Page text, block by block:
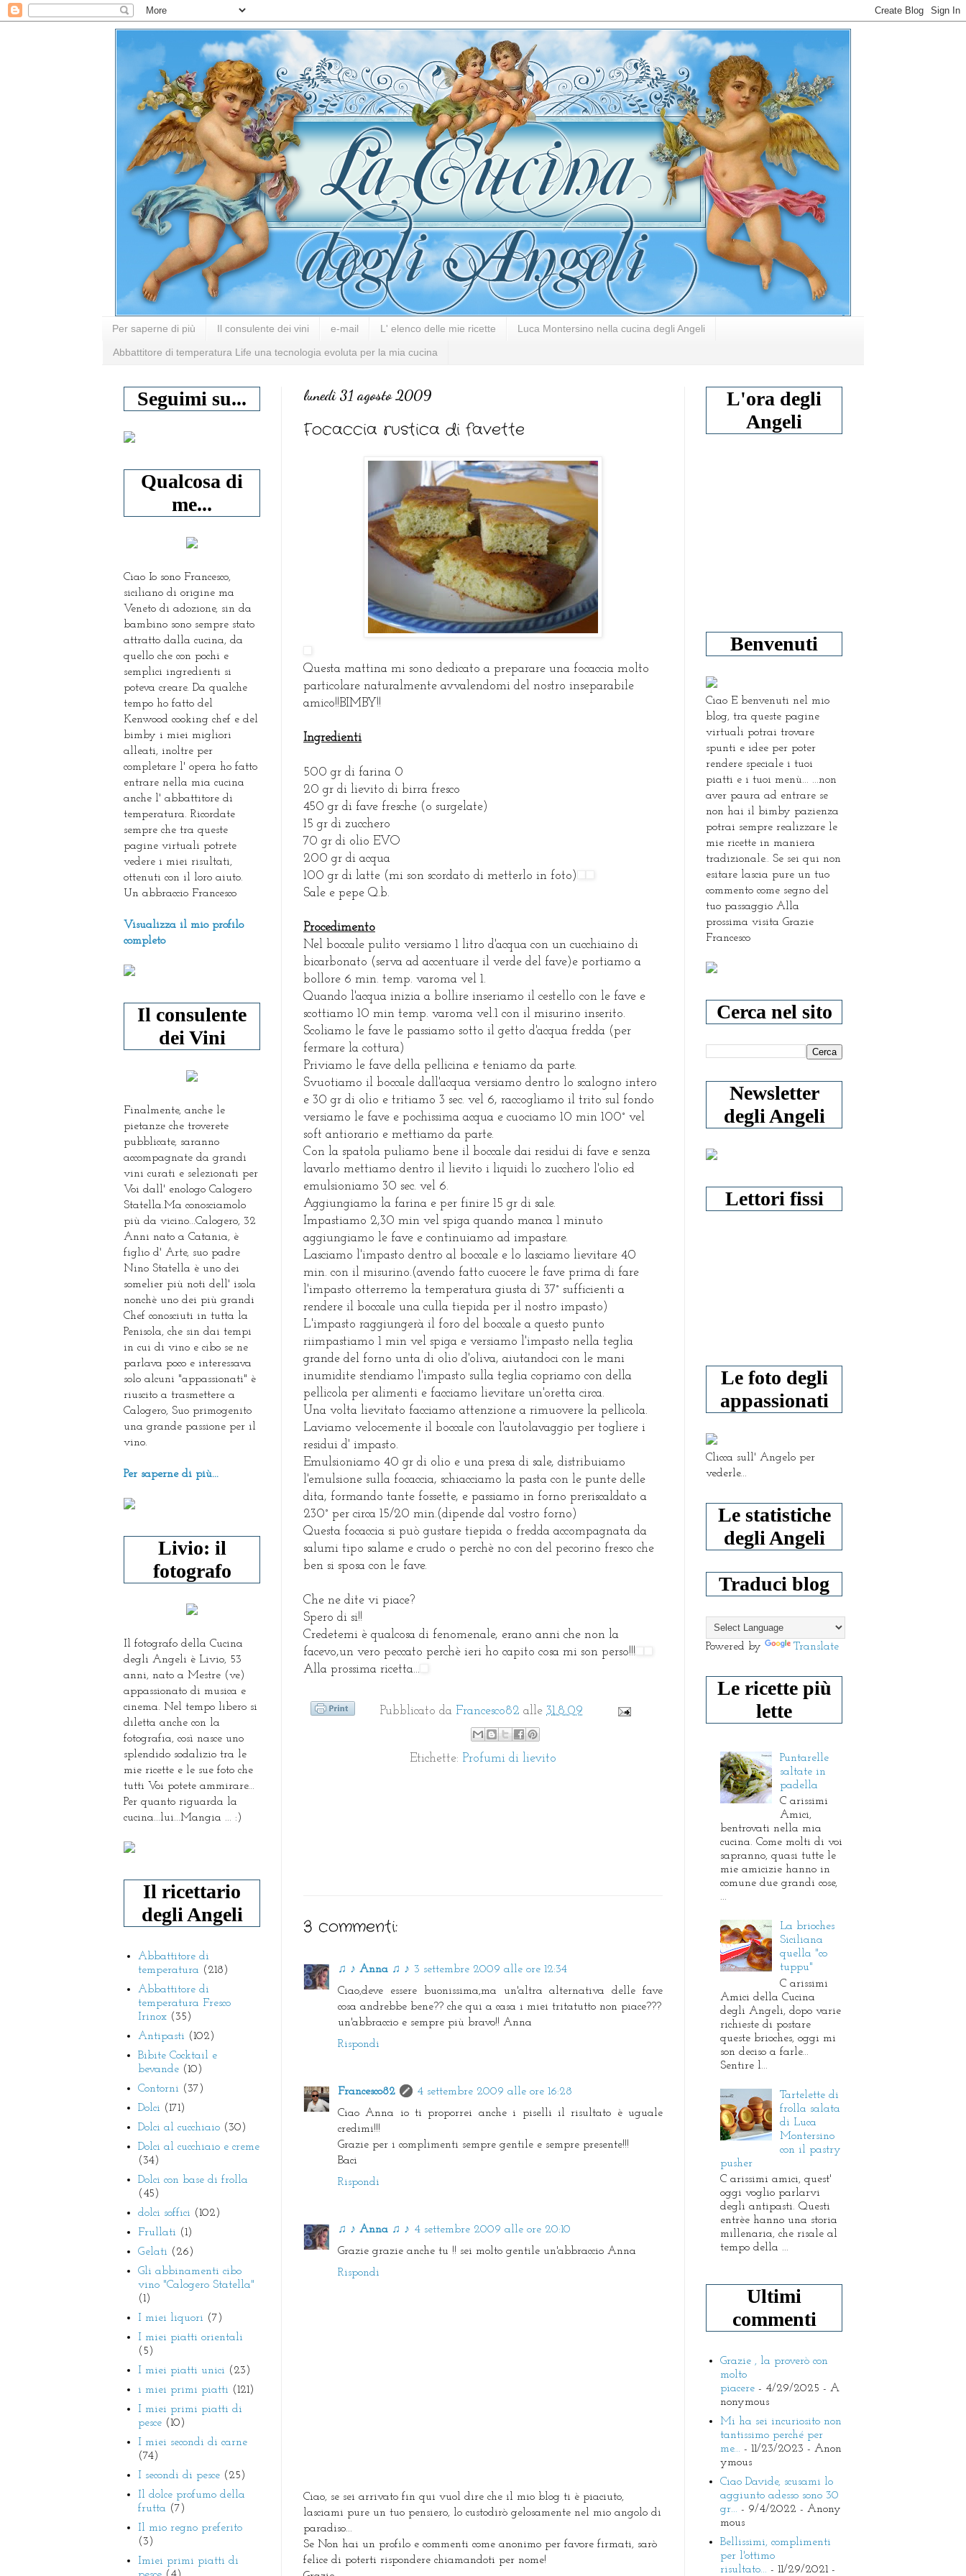
Per saperne di più Il consulente dei vini e-mail L' elenco delle mie ricette Luca Montersino nella cucina degli Angeli
Abbattitore di temperatura Life una tecnologia evoluta per la mia cucina
lunedì 31 agosto 2009
Focaccia rustica di favette
Questa mattina mi sono dedicato a preparare una focaccia molto
particolare naturalmente avvalendomi del nostro inseparabile
amico!!BIMBY!!
Ingredienti
500 gr di farina 0
20 gr di lievito di birra fresco
450 gr di fave fresche (o surgelate)
15 gr di zucchero
70 gr di olio EVO
200 gr di acqua
100 gr di latte (mi son scordato di metterlo in foto)
Sale e pepe Q.b.
Procedimento
Nel boccale pulito versiamo 1 litro d'acqua con un cucchiaino di
bicarbonato (serva ad accentuare il verde del fave)e portiamo a
bollore 6 min. temp. varoma vel 1.
Quando l'acqua inizia a bollire inseriamo il cestello con le fave e
scottiamo 10 min temp. varoma vel.1 con il misurino inserito.
Scoliamo le fave le passiamo sotto il getto d'acqua fredda (per
fermare la cottura)
Priviamo le fave della pellicina e teniamo da parte.
Svuotiamo il boccale dall'acqua versiamo dentro lo scalogno intero
e 30 gr di olio e tritiamo 3 sec. vel 6, raccogliamo il trito sul fondo
versiamo le fave e pochissima acqua e cuociamo 10 min 100° vel
soft antiorario e mettiamo da parte.
Con la spatola puliamo bene il boccale dai residui di fave e senza
lavarlo mettiamo dentro il lievito i liquidi lo zucchero l'olio ed
emulsioniamo 30 sec. vel 6.
Aggiungiamo la farina e per finire 15 gr di sale.
Impastiamo 2,30 min vel spiga quando manca 1 minuto
aggiungiamo le fave e continuiamo ad impastare.
Lasciamo l'impasto dentro al boccale e lo lasciamo lievitare 40
min. con il misurino.(avendo fatto cuocere le fave prima di fare
l'impasto otterremo la temperatura giusta di 37° sufficienti a
rendere il boccale una culla tiepida per il nostro impasto)
L'impasto raggiungerà il foro del boccale a questo punto
riimpastiamo 1 min vel spiga e versiamo l'impasto nella teglia
grande del forno unta di olio d'oliva, aiutandoci con le mani
inumidite stendiamo l'impasto sulla teglia copriamo con della
pellicola per alimenti e facciamo lievitare un'oretta circa.
Una volta lievitato facciamo attenzione a rimuovere la pellicola.
Laviamo velocemente il boccale con l'autolavaggio per togliere i
residui d' impasto.
Emulsioniamo 40 gr di olio e una presa di sale, distribuiamo
l'emulsione sulla focaccia, schiacciamo la pasta con le punte delle
dita, formando tante fossette, e passiamo in forno preriscaldato a
230° per circa 15/20 min.(dipende dal vostro forno)
Questa focaccia si può gustare tiepida o fredda accompagnata da
salumi tipo salame e crudo o perchè no con del pecorino fresco che
ben si sposa con le fave.
Che ne dite vi piace?
Spero di si!!
Credetemi è qualcosa di fenomenale, erano anni che non la
facevo,un vero peccato perchè ieri ho capito cosa mi son perso!!!
Alla prossima ricetta...
Pubblicato da Francesco82 alle 31.8.09
Etichette: Profumi di lievito
3 commenti:
♫ ♪ Anna ♫ ♪ 3 settembre 2009 alle ore 12:34
Ciao,deve essere buonissima,ma un'altra alternativa delle fave
cosa andrebbe bene?? che qui a casa i miei tritatutto non piace???
un'abbraccio e sempre più bravo!! Anna
Rispondi
Francesco82
4 settembre 2009 alle ore 16:28
Ciao Anna io ti proporrei anche i piselli il risultato è uguale
credimi!!!
Grazie per i complimenti sempre gentile e sempre presente!!!
Baci
Rispondi
♫ ♪ Anna ♫ ♪ 4 settembre 2009 alle ore 20:10
Grazie grazie anche tu !! sei molto gentile un'abbraccio Anna
Rispondi
Ciao, se sei arrivato fin qui vuol dire che il mio blog ti è piaciuto,
lasciami pure un tuo pensiero, lo custodirò gelosamente nel mio angolo di
paradiso...
Se Non hai un profilo e commenti come anonimo per favore firmati, sarò
felice di poterti rispondere chiamandoti per nome!
Seguimi su...
Qualcosa di
me...
Ciao Io sono Francesco,
siciliano di origine ma
Veneto di adozione, sin da
bambino sono sempre stato
attratto dalla cucina, da
quello che con pochi e
semplici ingredienti si
poteva creare. Da qualche
tempo ho fatto del
Kenwood cooking chef e del
bimby i miei migliori
alleati, inoltre per
completare l' opera ho fatto
entrare nella mia cucina
anche l' abbattitore di
temperatura. Ricordate
sempre che tra queste
pagine virtuali potrete
vedere i miei risultati,
ottenuti con il loro aiuto.
Un abbraccio Francesco
Visualizza il mio profilo
completo
Il consulente
dei Vini
Finalmente, anche le
pietanze che troverete
pubblicate, saranno
accompagnate da grandi
vini curati e selezionati per
Voi dall' enologo Calogero
Statella.Ma conosciamolo
più da vicino...Calogero, 32
Anni nato a Catania, è
figlio d' Arte, suo padre
Nino Statella è uno dei
somelier più noti dell' isola
nonchè uno dei più grandi
Chef conosciuti in tutta la
Penisola, che sin dai tempi
in cui di vino e cibo se ne
parlava poco e interessava
solo alcuni "appassionati" è
riuscito a trasmettere a
Calogero, Suo primogenito
una grande passione per il
vino.
Per saperne di più...
Livio: il
fotografo
Il fotografo della Cucina
degli Angeli è Livio, 53
anni, nato a Mestre (ve)
appassionato di musica e
cinema. Nel tempo libero si
diletta anche con la
fotografia, così nasce uno
splendido sodalizio tra le
mie ricette e le sue foto che
tutti Voi potete ammirare...
Per quanto riguarda la
cucina...lui...Mangia ... :)
Il ricettario
degli Angeli
Abbattitore di
temperatura (218)
Abbattitore di
temperatura Fresco
Irinox (35)
Antipasti (102)
Bibite Cocktail e
bevande (10)
Contorni (37)
Dolci (171)
Dolci al cucchiaio (30)
Dolci al cucchiaio e creme
(34)
Dolci con base di frolla
(45)
dolci soffici (102)
Frullati (1)
Gelati (26)
Gli abbinamenti cibo
vino "Calogero Statella"
(1)
I miei liquori (7)
I miei piatti orientali
(5)
I miei piatti unici (23)
i miei primi piatti (121)
I miei primi piatti di
pesce (10)
I miei secondi di carne
(74)
I secondi di pesce (25)
Il dolce profumo della
frutta (7)
Il mio regno preferito
(3)
Imiei primi piatti di
L'ora degli
Angeli
Benvenuti
Ciao E benvenuti nel mio
blog, tra queste pagine
virtuali potrai trovare
spunti e idee per poter
rendere speciale i tuoi
piatti e i tuoi menù... ...non
aver paura ad entrare se
non hai il bimby pazienza
potrai sempre realizzare le
mie ricette in maniera
tradizionale.. Se sei qui non
esitare lascia pure un tuo
commento come segno del
tuo passaggio Alla
prossima visita Grazie
Francesco
Cerca nel sito
Newsletter
degli Angeli
Lettori fissi
Le foto degli
appassionati
Clicca sull' Angelo per
vederle...
Le statistiche
degli Angeli
Traduci blog
Powered by Translate
Le ricette più
lette
Puntarelle
saltate in
padella
C arissimi
Amici,
bentrovati nella mia
cucina. Come molti di voi
sapranno, quasi tutte le
mie amicizie hanno in
comune due grandi cose,
...
La brioches
Siciliana
quella "co
tuppu"
C arissimi
Amici della Cucina
degli Angeli, dopo varie
richieste di postare
queste brioches, oggi mi
son deciso a farle...
Sentire l...
Tartelette di
frolla salata
di Luca
Montersino
con il pastry
pusher
C arissimi amici, quest'
oggi voglio parlarvi
degli antipasti. Questi
entrèe hanno una storia
millenaria, che risale al
tempo della ...
Ultimi
commenti
Grazie , la proverò con
molto
piacere - 4/29/2025 - A
nonymous
Mi ha sei incuriosito non
tantissimo perché per
me... - 11/23/2023 - Anon
ymous
Ciao Davide, scusami lo
aggiunto adesso sono 30
gr... - 9/4/2022 - Anony
mous
Bellissimi, complimenti
per l'ottimo
risultato... - 11/29/2021-